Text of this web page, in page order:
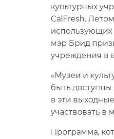
культурных
CalFresh.
использующих
мэр Брид
учреждения в
«Музеи и
быть
в эти
участвовать в
Программа,